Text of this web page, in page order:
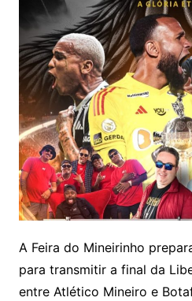
A Feira do Mineirinho
para transmitir a final da
entre Atlético Mineiro e